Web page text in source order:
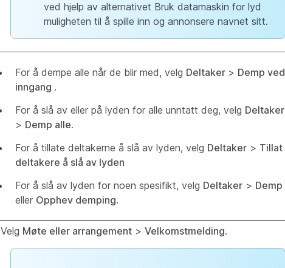
ved hjelp av alternativet Bruk datamaskin for lyd
muligheten til å spille inn og annonsere navnet sitt.
For å dempe alle når de blir med, velg Deltaker > Demp ved
inngang .
For å slå av eller på lyden for alle unntatt deg, velg Deltaker
> Demp alle.
For å tillate deltakerne å slå av lyden, velg Deltaker > Tillat
deltakere å slå av lyden
For å slå av lyden for noen spesifikt, velg Deltaker > Demp
eller Opphev demping.
Velg Møte eller arrangement > Velkomstmelding.